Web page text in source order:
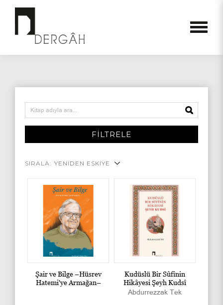
FİLTRELE
SIRALA: YENİDEN ESKİYE
Şair ve Bilge –Hüsrev
Hatemi'ye Armağan–
Kudüslü Bir Sûfînin
Hikâyesi Şeyh Kudsî
Abdurrezzak Tek